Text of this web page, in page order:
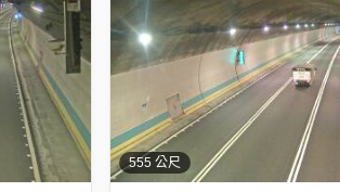
555 公尺